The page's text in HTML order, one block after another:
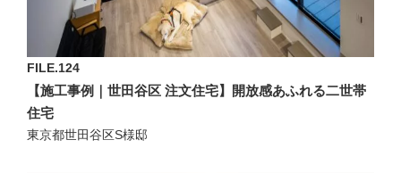
FILE.124
【施工事例｜世田谷区 注文住宅】開放感あふれる二世帯
住宅
東京都世田谷区S様邸